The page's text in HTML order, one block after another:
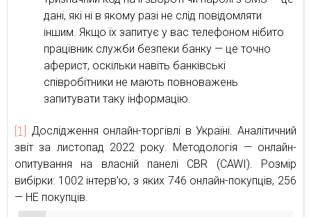
дані, які ні в якому разі не слід повідомляти
іншим. Якщо їх запитує у вас телефоном нібито
працівник служби безпеки банку — це точно
аферист, оскільки навіть банківські
співробітники не мають повноважень
запитувати таку інформацію.
[1]
Дослідження онлайн-торгівлі в Україні. Аналітичний
звіт за листопад 2022 року. Методологія — онлайн-
опитування на власній панелі CBR (CAWI). Розмір
вибірки: 1002 інтерв’ю, з яких 746 онлайн-покупців, 256
— НЕ покупців.